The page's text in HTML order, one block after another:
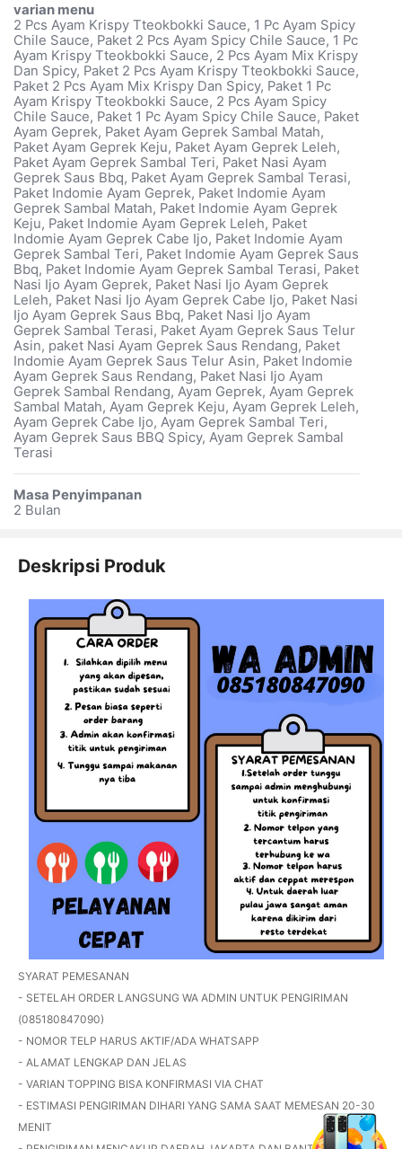
varian menu
2 Pcs Ayam Krispy Tteokbokki Sauce, 1 Pc Ayam Spicy
Chile Sauce, Paket 2 Pcs Ayam Spicy Chile Sauce, 1 Pc
Ayam Krispy Tteokbokki Sauce, 2 Pcs Ayam Mix Krispy
Dan Spicy, Paket 2 Pcs Ayam Krispy Tteokbokki Sauce,
Paket 2 Pcs Ayam Mix Krispy Dan Spicy, Paket 1 Pc
Ayam Krispy Tteokbokki Sauce, 2 Pcs Ayam Spicy
Chile Sauce, Paket 1 Pc Ayam Spicy Chile Sauce, Paket
Ayam Geprek, Paket Ayam Geprek Sambal Matah,
Paket Ayam Geprek Keju, Paket Ayam Geprek Leleh,
Paket Ayam Geprek Sambal Teri, Paket Nasi Ayam
Geprek Saus Bbq, Paket Ayam Geprek Sambal Terasi,
Paket Indomie Ayam Geprek, Paket Indomie Ayam
Geprek Sambal Matah, Paket Indomie Ayam Geprek
Keju, Paket Indomie Ayam Geprek Leleh, Paket
Indomie Ayam Geprek Cabe Ijo, Paket Indomie Ayam
Geprek Sambal Teri, Paket Indomie Ayam Geprek Saus
Bbq, Paket Indomie Ayam Geprek Sambal Terasi, Paket
Nasi Ijo Ayam Geprek, Paket Nasi Ijo Ayam Geprek
Leleh, Paket Nasi Ijo Ayam Geprek Cabe Ijo, Paket Nasi
Ijo Ayam Geprek Saus Bbq, Paket Nasi Ijo Ayam
Geprek Sambal Terasi, Paket Ayam Geprek Saus Telur
Asin, paket Nasi Ayam Geprek Saus Rendang, Paket
Indomie Ayam Geprek Saus Telur Asin, Paket Indomie
Ayam Geprek Saus Rendang, Paket Nasi Ijo Ayam
Geprek Sambal Rendang, Ayam Geprek, Ayam Geprek
Sambal Matah, Ayam Geprek Keju, Ayam Geprek Leleh,
Ayam Geprek Cabe Ijo, Ayam Geprek Sambal Teri,
Ayam Geprek Saus BBQ Spicy, Ayam Geprek Sambal
Terasi
Masa Penyimpanan
2 Bulan
Deskripsi Produk
SYARAT PEMESANAN
- SETELAH ORDER LANGSUNG WA ADMIN UNTUK PENGIRIMAN
(085180847090)
- NOMOR TELP HARUS AKTIF/ADA WHATSAPP
- ALAMAT LENGKAP DAN JELAS
- VARIAN TOPPING BISA KONFIRMASI VIA CHAT
- ESTIMASI PENGIRIMAN DIHARI YANG SAMA SAAT MEMESAN 20-30
MENIT